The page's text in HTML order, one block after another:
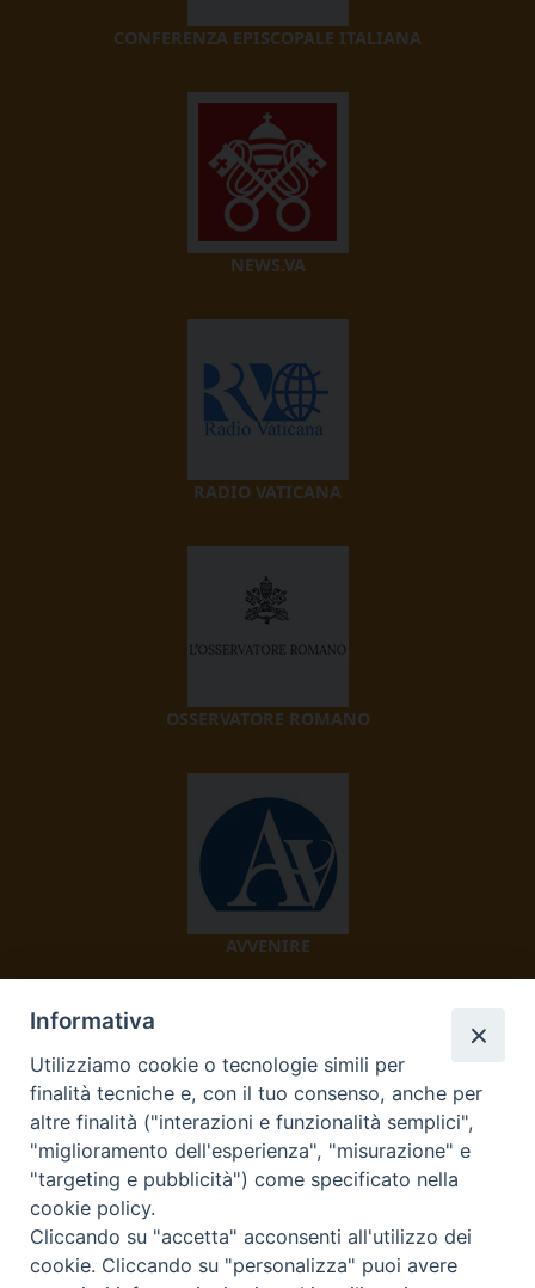
CONFERENZA EPISCOPALE ITALIANA
NEWS.VA
RADIO VATICANA
OSSERVATORE ROMANO
AVVENIRE
TV 2000
Informativa
Utilizziamo cookie o tecnologie simili per
finalità tecniche e, con il tuo consenso, anche per
altre finalità ("interazioni e funzionalità semplici",
"miglioramento dell'esperienza", "misurazione" e
"targeting e pubblicità") come specificato nella
cookie policy.
Cliccando su "accetta" acconsenti all'utilizzo dei
cookie. Cliccando su "personalizza" puoi avere